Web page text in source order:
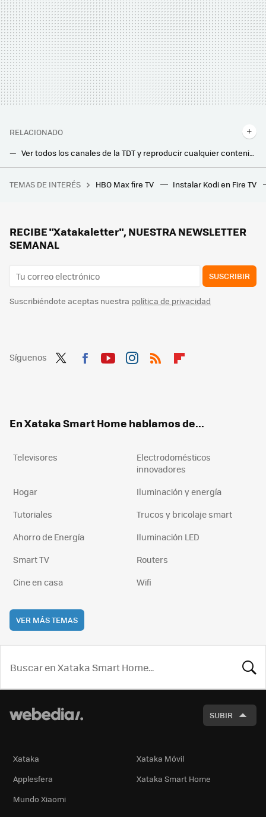
RELACIONADO
Ver todos los canales de la TDT y reproducir cualquier contenido desde una única app es posible: así funciona Wiseplay
La preciosa canción de 'El señor de los anillos: Los anillos de poder' que todos quieren imitar: estas son las mejores versiones
No, no eres tú. Las series y películas son ahora mucho más oscuras. Y la explicación va más allá de lo técnico
TEMAS DE INTERÉS HBO Max fire TV Instalar Kodi en Fire TV
RECIBE "Xatakaletter", NUESTRA NEWSLETTER
SEMANAL
SUSCRIBIR
Suscribiéndote aceptas nuestra política de privacidad
Síguenos
En Xataka Smart Home hablamos de...
Televisores
Electrodomésticos
innovadores
Hogar
Iluminación y energía
Tutoriales
Trucos y bricolaje smart
Ahorro de Energía
Iluminación LED
Smart TV
Routers
Cine en casa
Wifi
VER MÁS TEMAS
SUBIR
Xataka
Xataka Móvil
Applesfera
Xataka Smart Home
Mundo Xiaomi